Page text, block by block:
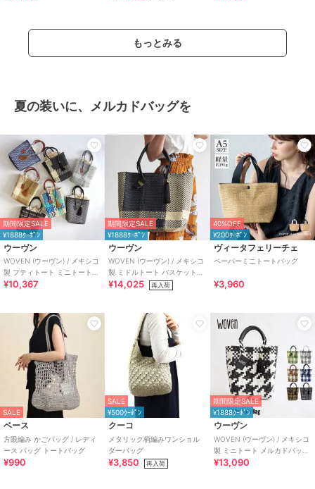
もっとみる
夏の装いに、メルカドバッグを
期間限定SALE
¥1888ｸｰﾎﾟﾝ
ウーヴン
WOVEN (ウーヴン) / メキシコ
製 プティトート ミニトートバ
ッグ メルカドバッグ かごバッ
¥10,367
期間限定SALE
¥1888ｸｰﾎﾟﾝ
ウーヴン
WOVEN (ウーヴン) / メキシコ
製 ミドルトート バスケットバ
ッグ メルカドバッグ かごバッ
¥14,025 再入荷
40%OFF
¥200ｸｰﾎﾟﾝ
ヴィータフェリーチェ
ペーパーミニトートバッグ
¥3,960
SALE
ベース
方眼編み かごバッグ / レディ
ース バッグ トートバッグ
¥990
SALE
¥500ｸｰﾎﾟﾝ
クーコ
メタリック柄編みワンショル
ダーバッグ
¥3,850 再入荷
期間限定SALE
¥1888ｸｰﾎﾟﾝ
ウーヴン
WOVEN (ウーヴン) / メキシコ
製 ミニトート メルカドバッグ
かごバッグ ミニトートバッグ
¥13,090